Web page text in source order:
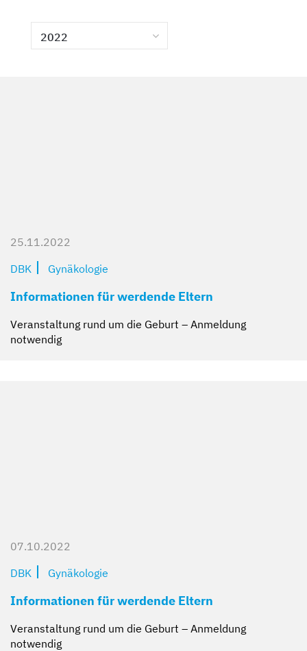
Kompetent und zugewandt
Mit besten Aussichten
Sicher und geborgen
Erzähl sie uns auf
2022
25.11.2022
DBK
Gynäkologie
Informationen für werdende Eltern
Veranstaltung rund um die Geburt – Anmeldung
notwendig
07.10.2022
DBK
Gynäkologie
Informationen für werdende Eltern
Veranstaltung rund um die Geburt – Anmeldung
notwendig